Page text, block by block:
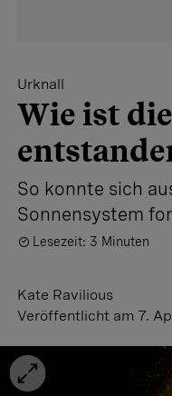
Urknall
Wie ist
So konnte sich
Sonnensystem
Lesezeit: 3 Minuten
Kate Ravilious
Veröffentlicht am 7.